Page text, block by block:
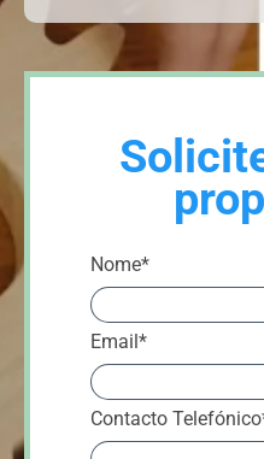
Nome*
Email*
Contacto